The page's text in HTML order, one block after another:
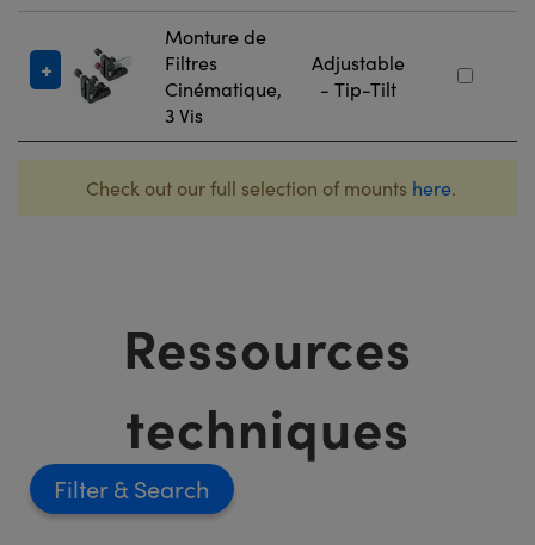
Monture de
Filtres
Cinématique,
3 Vis
Adjustable
- Tip-Tilt
Check out our full selection of mounts here.
Ressources
techniques
Filter